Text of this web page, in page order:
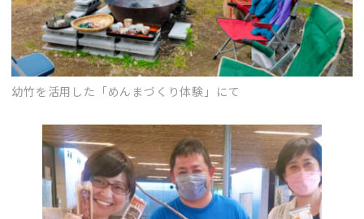
幼竹を活用した「めんまづくり体験」にて